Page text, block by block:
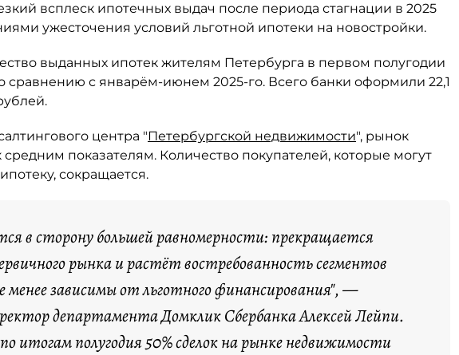
всплеск ипотечных выдач после периода стагнации в 2025
ужесточения условий льготной ипотеки на новостройки.
выданных ипотек жителям Петербурга в первом полугодии
сравнению с январём-июнем 2025-го. Всего банки оформили 22,1
центра "Петербургской недвижимости", рынок
показателям. Количество покупателей, которые могут
сокращается.
в сторону большей равномерности: прекращается
рынка и растёт востребованность сегментов
зависимы от льготного финансирования", —
департамента Домклик Сбербанка Алексей Лейпи.
итогам полугодия 50% сделок на рынке недвижимости